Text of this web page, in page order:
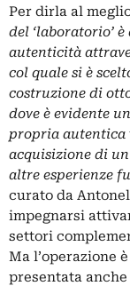
Per dirla al
del ‘laboratorio’
autenticità
col quale si è
costruzione di
dove è evidente
propria autentica
acquisizione di un
altre esperienze
curato da
impegnarsi
settori
Ma l’operazione
presentata